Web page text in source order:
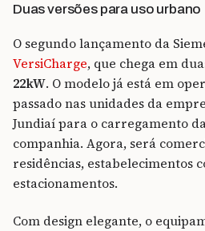
Duas versões para uso urbano
O segundo lançamento da
VersiCharge, que chega em
22kW. O modelo já está em
passado nas unidades da
Jundiaí para o carregamento
companhia. Agora, será
residências, estabelecimentos
estacionamentos.
Com design elegante, o